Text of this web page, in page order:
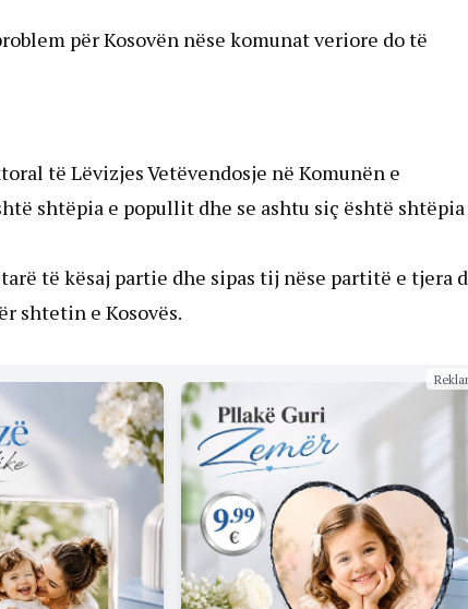
për Kosovën nëse komunat veriore do të
të Lëvizjes Vetëvendosje në Komunën e
shtëpia e popullit dhe se ashtu siç është shtëpia
të kësaj partie dhe sipas tij nëse partitë e tjera
shtetin e Kosovës.